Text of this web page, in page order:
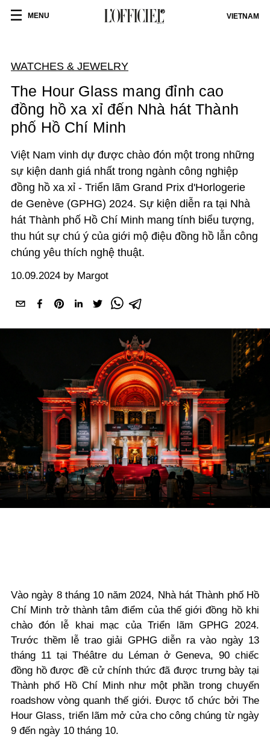
MENU VIETNAM
WATCHES & JEWELRY
The Hour Glass mang đỉnh cao
đồng hồ xa xỉ đến Nhà hát Thành
phố Hồ Chí Minh
Việt Nam vinh dự được chào đón một trong những
sự kiện danh giá nhất trong ngành công nghiệp
đồng hồ xa xỉ - Triển lãm Grand Prix d'Horlogerie
de Genève (GPHG) 2024. Sự kiện diễn ra tại Nhà
hát Thành phố Hồ Chí Minh mang tính biểu tượng,
thu hút sự chú ý của giới mộ điệu đồng hồ lẫn công
chúng yêu thích nghệ thuật.
10.09.2024 by Margot
Vào ngày 8 tháng 10 năm 2024, Nhà hát Thành phố Hồ
Chí Minh trở thành tâm điểm của thế giới đồng hồ khi
chào đón lễ khai mạc của Triển lãm GPHG 2024.
Trước thềm lễ trao giải GPHG diễn ra vào ngày 13
tháng 11 tại Théâtre du Léman ở Geneva, 90 chiếc
đồng hồ được đề cử chính thức đã được trưng bày tại
Thành phố Hồ Chí Minh như một phần trong chuyến
roadshow vòng quanh thế giới. Được tổ chức bởi The
Hour Glass, triển lãm mở cửa cho công chúng từ ngày
9 đến ngày 10 tháng 10.